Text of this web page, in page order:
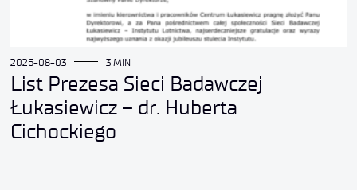
2026-08-03 3 MIN
List Prezesa Sieci Badawczej
Łukasiewicz – dr. Huberta
Cichockiego